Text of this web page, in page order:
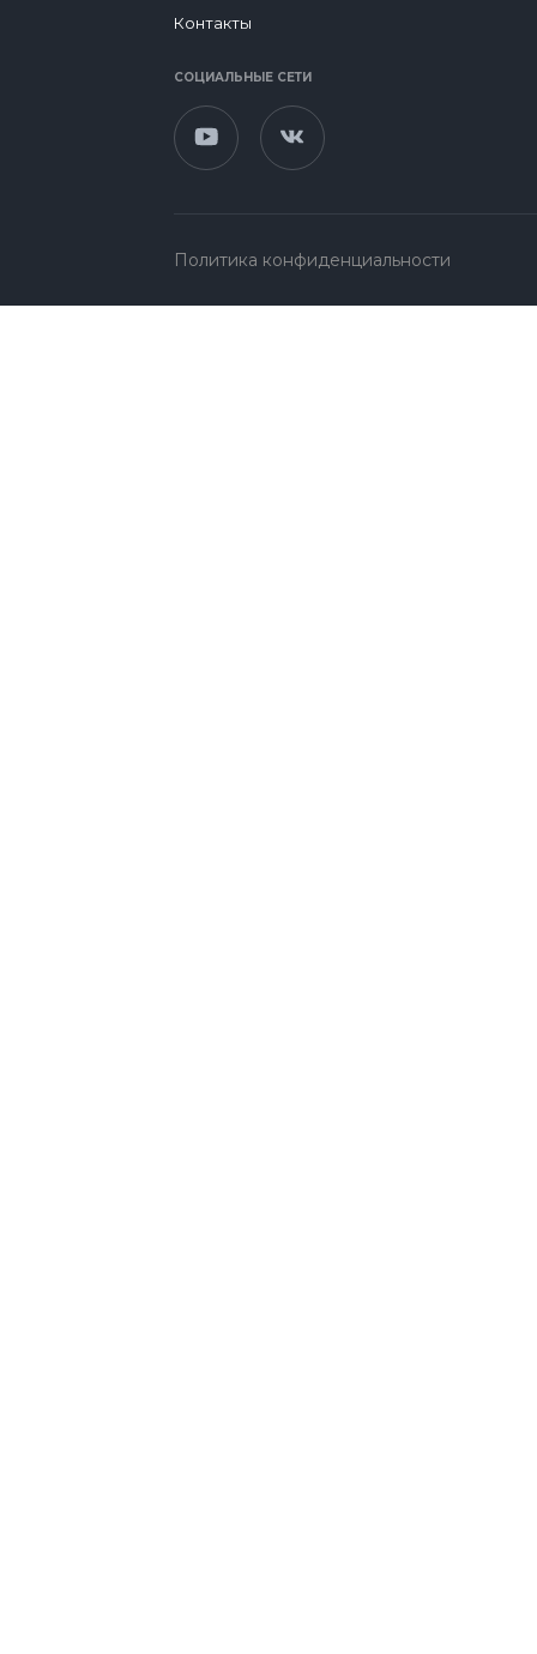
Контакты
СОЦИАЛЬНЫЕ СЕТИ
Политика конфиденциальности